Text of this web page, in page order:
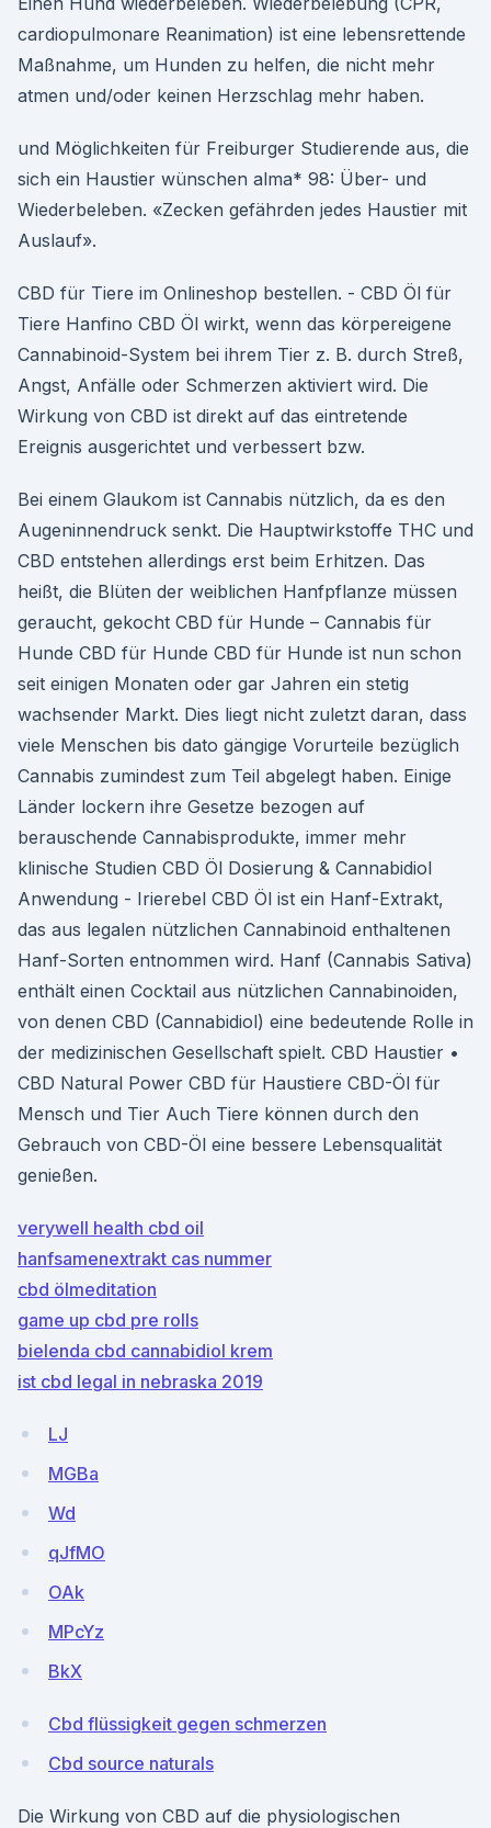
cardiopulmonare Reanimation) ist eine lebensrettende
Maßnahme, um Hunden zu helfen, die nicht mehr
atmen und/oder keinen Herzschlag mehr haben.
und Möglichkeiten für Freiburger Studierende aus, die
sich ein Haustier wünschen alma* 98: Über- und
Wiederbeleben. «Zecken gefährden jedes Haustier mit
Auslauf».
CBD für Tiere im Onlineshop bestellen. - CBD Öl für
Tiere Hanfino CBD Öl wirkt, wenn das körpereigene
Cannabinoid-System bei ihrem Tier z. B. durch Streß,
Angst, Anfälle oder Schmerzen aktiviert wird. Die
Wirkung von CBD ist direkt auf das eintretende
Ereignis ausgerichtet und verbessert bzw.
Bei einem Glaukom ist Cannabis nützlich, da es den
Augeninnendruck senkt. Die Hauptwirkstoffe THC und
CBD entstehen allerdings erst beim Erhitzen. Das
heißt, die Blüten der weiblichen Hanfpflanze müssen
geraucht, gekocht CBD für Hunde – Cannabis für
Hunde CBD für Hunde CBD für Hunde ist nun schon
seit einigen Monaten oder gar Jahren ein stetig
wachsender Markt. Dies liegt nicht zuletzt daran, dass
viele Menschen bis dato gängige Vorurteile bezüglich
Cannabis zumindest zum Teil abgelegt haben. Einige
Länder lockern ihre Gesetze bezogen auf
berauschende Cannabisprodukte, immer mehr
klinische Studien CBD Öl Dosierung & Cannabidiol
Anwendung - Irierebel CBD Öl ist ein Hanf-Extrakt,
das aus legalen nützlichen Cannabinoid enthaltenen
Hanf-Sorten entnommen wird. Hanf (Cannabis Sativa)
enthält einen Cocktail aus nützlichen Cannabinoiden,
von denen CBD (Cannabidiol) eine bedeutende Rolle in
der medizinischen Gesellschaft spielt. CBD Haustier •
CBD Natural Power CBD für Haustiere CBD-Öl für
Mensch und Tier Auch Tiere können durch den
Gebrauch von CBD-Öl eine bessere Lebensqualität
genießen.
verywell health cbd oil
hanfsamenextrakt cas nummer
cbd ölmeditation
game up cbd pre rolls
bielenda cbd cannabidiol krem
ist cbd legal in nebraska 2019
LJ
MGBa
Wd
qJfMO
OAk
MPcYz
BkX
Cbd flüssigkeit gegen schmerzen
Cbd source naturals
Die Wirkung von CBD auf die physiologischen